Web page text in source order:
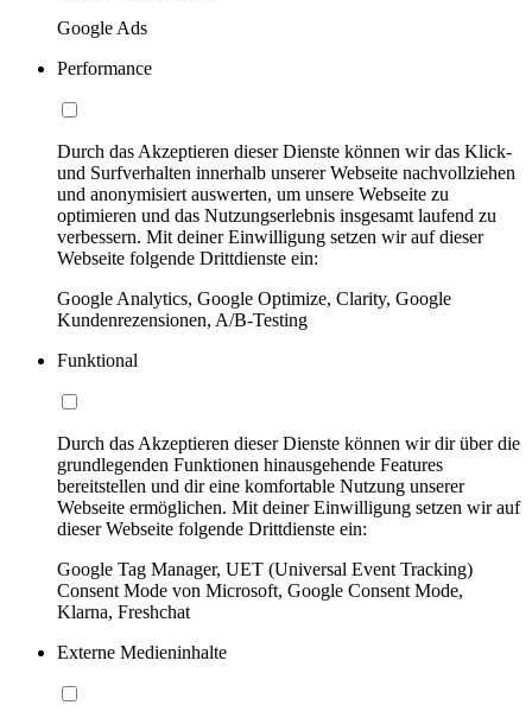
Google Ads
Performance
Durch das Akzeptieren dieser Dienste können wir das Klick-
und Surfverhalten innerhalb unserer Webseite nachvollziehen
und anonymisiert auswerten, um unsere Webseite zu
optimieren und das Nutzungserlebnis insgesamt laufend zu
verbessern. Mit deiner Einwilligung setzen wir auf dieser
Webseite folgende Drittdienste ein:
Google Analytics, Google Optimize, Clarity, Google
Kundenrezensionen, A/B-Testing
Funktional
Durch das Akzeptieren dieser Dienste können wir dir über die
grundlegenden Funktionen hinausgehende Features
bereitstellen und dir eine komfortable Nutzung unserer
Webseite ermöglichen. Mit deiner Einwilligung setzen wir auf
dieser Webseite folgende Drittdienste ein:
Google Tag Manager, UET (Universal Event Tracking)
Consent Mode von Microsoft, Google Consent Mode,
Klarna, Freshchat
Externe Medieninhalte